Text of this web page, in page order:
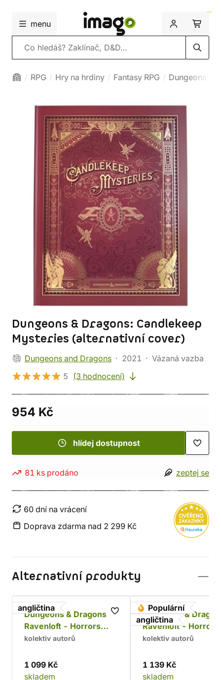
menu
Vyhledávání
RPG Hry na hrdiny Fantasy RPG Dungeons
Dungeons & Dragons: Candlekeep
Mysteries (alternativní cover)
Dungeons and Dragons 2021
Vázaná vazba
5
(3 hodnocení)
954 Kč
hlídej dostupnost
81 ks prodáno zeptej se
60 dní na vrácení
Doprava zdarma nad 2 299 Kč
Alternativní produkty
angličtina
Dungeons & Dragons:
Ravenloft - Horrors
Within (alternative
kolektiv autorů
1 099 Kč
skladem
Populární
angličtina
Dungeons &
Ravenloft - Horrors
Within
kolektiv autorů
1 139 Kč
skladem